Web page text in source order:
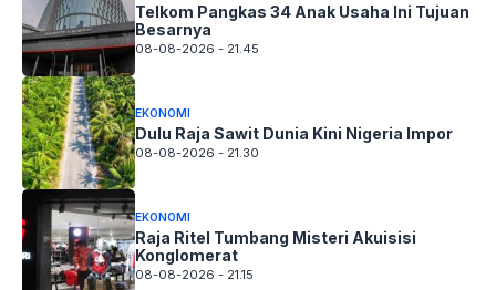
Telkom Pangkas 34 Anak Usaha Ini Tujuan
Besarnya
08-08-2026 - 21.45
EKONOMI
Dulu Raja Sawit Dunia Kini Nigeria Impor
08-08-2026 - 21.30
EKONOMI
Raja Ritel Tumbang Misteri Akuisisi
Konglomerat
08-08-2026 - 21.15